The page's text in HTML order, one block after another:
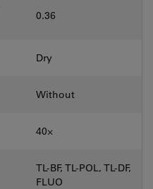
0.36
Dry
Without
40⨉
TL-BF, TL-POL, TL-DF,
FLUO